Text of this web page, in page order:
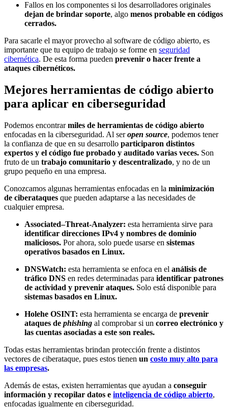
Fallos en los componentes si los desarrolladores originales
dejan de brindar soporte, algo menos probable en códigos
cerrados.
Para sacarle el mayor provecho al software de código abierto, es
importante que tu equipo de trabajo se forme en seguridad
cibernética. De esta forma pueden prevenir o hacer frente a
ataques cibernéticos.
Mejores herramientas de código abierto
para aplicar en ciberseguridad
Podemos encontrarmiles de herramientas de código abierto
enfocadas en la ciberseguridad. Al seropen source, podemos tener
la confianza de que en su desarrollo participaron distintos
expertos y el código fue probado y auditado varias veces. Son
fruto de un trabajo comunitario y descentralizado, y no de un
grupo pequeño en una empresa.
Conozcamos algunas herramientas enfocadas en la minimización
de ciberataques que pueden adaptarse a las necesidades de
cualquier empresa.
Associated–Threat-Analyzer: esta herramienta sirve para
identificar direcciones IPv4 y nombres de dominio
maliciosos. Por ahora, solo puede usarse en sistemas
operativos basados en Linux.
DNSWatch: esta herramienta se enfoca en el análisis de
tráfico DNS en redes determinadas para identificar patrones
de actividad y prevenir ataques. Solo está disponible para
sistemas basados en Linux.
Holehe OSINT: esta herramienta se encarga de prevenir
ataques de phishing al comprobar si un correo electrónico y
las cuentas asociadas a este son reales.
Todas estas herramientas brindan protección frente a distintos
vectores de ciberataque, pues estos tienen un costo muy alto para
las empresas.
Además de estas, existen herramientas que ayudan a conseguir
información y recopilar datos e inteligencia de código abierto,
enfocadas igualmente en ciberseguridad.